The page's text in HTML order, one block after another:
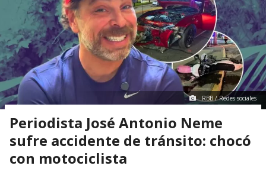
RBB / Redes sociales
Periodista José Antonio Neme
sufre accidente de tránsito: chocó
con motociclista